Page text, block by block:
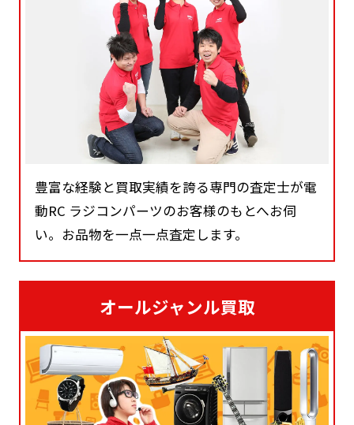
豊富な経験と買取実績を誇る専門の査定士が電
動RC ラジコンパーツのお客様のもとへお伺
い。お品物を一点一点査定します。
オールジャンル買取